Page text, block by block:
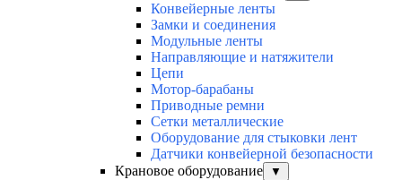
Конвейерные ленты
Замки и соединения
Модульные ленты
Направляющие и натяжители
Цепи
Мотор-барабаны
Приводные ремни
Сетки металлические
Оборудование для стыковки лент
Датчики конвейерной безопасности
Крановое оборудование
▼